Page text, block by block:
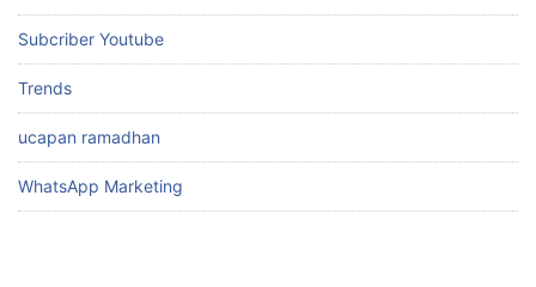
Subcriber Youtube
Trends
ucapan ramadhan
WhatsApp Marketing